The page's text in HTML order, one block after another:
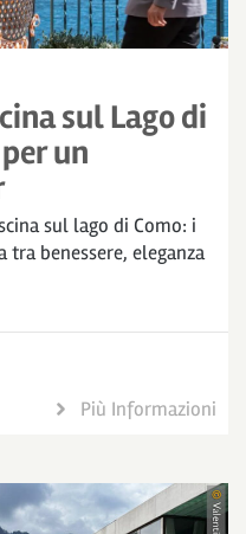
sul Lago di
un
sul lago di Como: i
benessere, eleganza
Più Informazioni